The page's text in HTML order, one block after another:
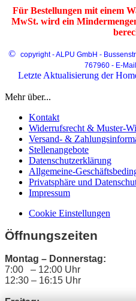
Für Bestellungen mit einem
MwSt. wird ein
© copyright - ALPU GmbH -
767960 - E-
Letzte Aktualisierung der
Mehr über...
Kontakt
Widerrufsrecht & Muster-
Versand- &
Stellenangebote
Datenschutzerklärung
Allgemeine-
Privatsphäre und
Impressum
Cookie Einstellungen
Öffnungszeiten
Montag – Donnerstag:
7:00 – 12:00 Uhr
12:30 – 16:15 Uhr